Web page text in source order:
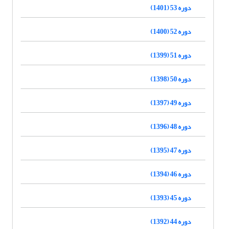
دوره 53 (1401)
دوره 52 (1400)
دوره 51 (1399)
دوره 50 (1398)
دوره 49 (1397)
دوره 48 (1396)
دوره 47 (1395)
دوره 46 (1394)
دوره 45 (1393)
دوره 44 (1392)